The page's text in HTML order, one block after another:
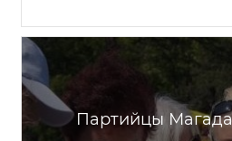
Партийцы